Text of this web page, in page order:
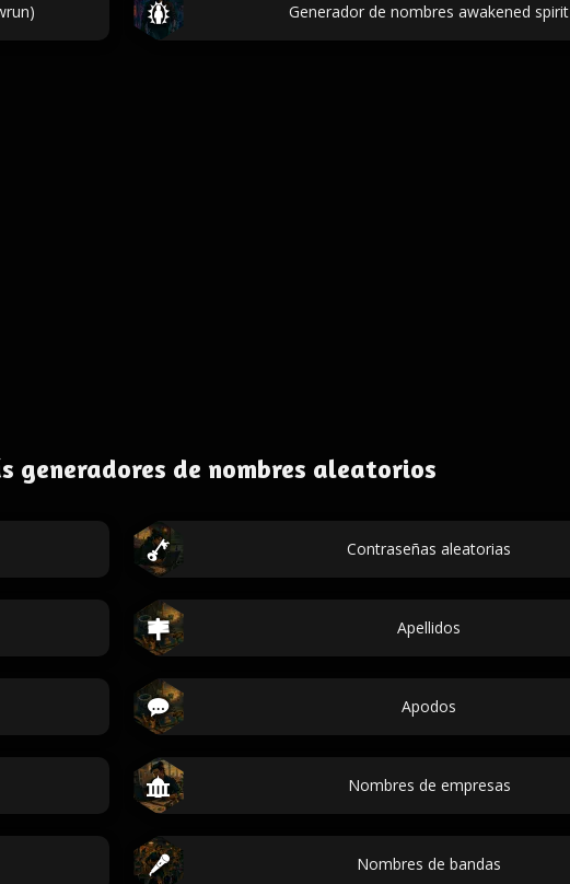
Generador de nombres awakened spirit
generadores de nombres aleatorios
Contraseñas aleatorias
Apellidos
Apodos
Nombres de empresas
Nombres de bandas